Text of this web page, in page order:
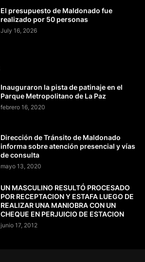
El presupuesto de Maldonado fue
realizado por 50 personas
July 16, 2026
Inauguraron la pista de patinaje en el
Parque Metropolitano de La Paz
febrero 16, 2020
Dirección de Tránsito de Maldonado
informa sobre atención presencial y vías
de consulta
mayo 13, 2020
UN MASCULINO RESULTÓ PROCESADO
POR RECEPTACION Y ESTAFA LUEGO DE
REALIZAR UNA MANIOBRA CON UN
CHEQUE EN PERJUICIO DE ESTACION
junio 17, 2012